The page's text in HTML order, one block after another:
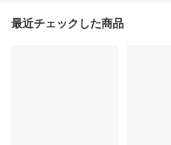
最近チェックした商品